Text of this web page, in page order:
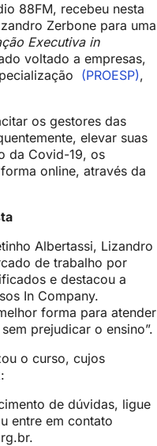
88FM, recebeu nesta
Zerbone para uma
Executiva in
voltado a empresas,
(PROESP),
os gestores das
elevar suas
da Covid-19, os
online, através da
Albertassi, Lizandro
de trabalho por
e destacou a
In Company.
forma para atender
prejudicar o ensino”.
o curso, cujos
:
de dúvidas, ligue
entre em contato